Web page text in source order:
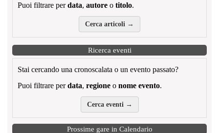
Puoi filtrare perdata, autore o titolo.
Cerca articoli →
Ricerca eventi
Stai cercando una cronoscalata o un evento passato?
Puoi filtrare perdata, regione o nome evento.
Cerca eventi →
Prossime gare in Calendario